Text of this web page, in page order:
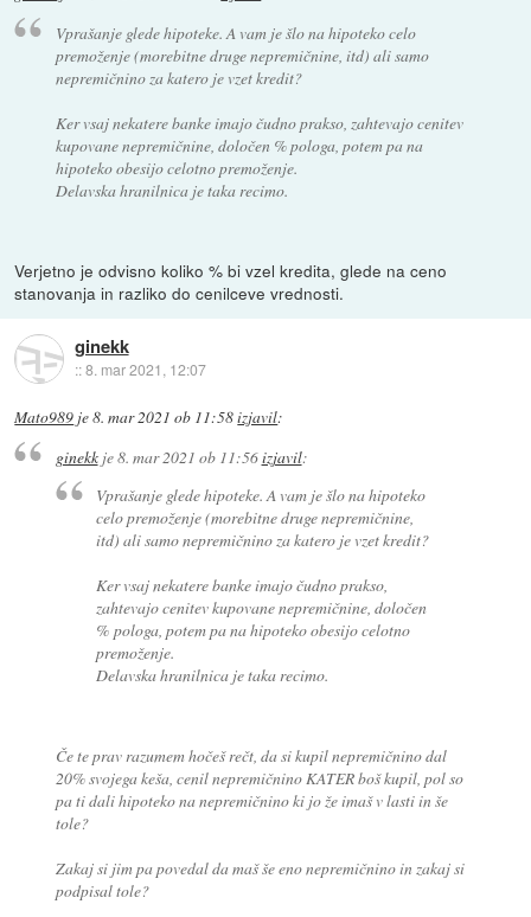
Vprašanje glede hipoteke. A vam je šlo na hipoteko celo
premoženje (morebitne druge nepremičnine, itd) ali samo
nepremičnino za katero je vzet kredit?
Ker vsaj nekatere banke imajo čudno prakso, zahtevajo cenitev
kupovane nepremičnine, določen % pologa, potem pa na
hipoteko obesijo celotno premoženje.
Delavska hranilnica je taka recimo.
Verjetno je odvisno koliko % bi vzel kredita, glede na ceno
stanovanja in razliko do cenilceve vrednosti.
ginekk
::8. mar 2021, 12:07
Mato989 je8. mar 2021 ob 11:58izjavil:
ginekkje8. mar 2021 ob 11:56izjavil:
Vprašanje glede hipoteke. A vam je šlo na hipoteko
celo premoženje (morebitne druge nepremičnine,
itd) ali samo nepremičnino za katero je vzet kredit?
Ker vsaj nekatere banke imajo čudno prakso,
zahtevajo cenitev kupovane nepremičnine, določen
% pologa, potem pa na hipoteko obesijo celotno
premoženje.
Delavska hranilnica je taka recimo.
Če te prav razumem hočeš rečt, da si kupil nepremičnino dal
20% svojega keša, cenil nepremičnino KATER boš kupil, pol so
pa ti dali hipoteko na nepremičnino ki jo že imaš v lasti in še
tole?
Zakaj si jim pa povedal da maš še eno nepremičnino in zakaj si
podpisal tole?